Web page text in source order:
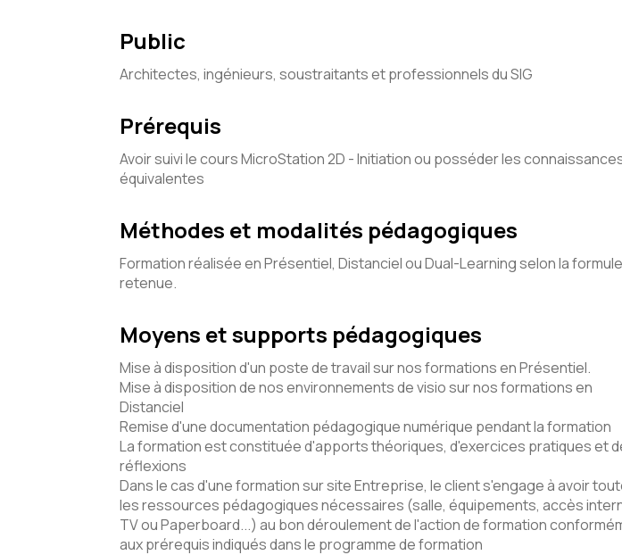
Public
Architectes, ingénieurs, soustraitants et professionnels du SIG
Prérequis
Avoir suivi le cours MicroStation 2D - Initiation ou posséder les
équivalentes
Méthodes et modalités pédagogiques
Formation réalisée en Présentiel, Distanciel ou Dual-Learning selon la formule
retenue.
Moyens et supports pédagogiques
Mise à disposition d'un poste de travail sur nos formations en Présentiel.
Mise à disposition de nos environnements de visio sur nos formations en
Distanciel
Remise d'une documentation pédagogique numérique pendant la formation
La formation est constituée d'apports théoriques, d'exercices pratiques et
réflexions
Dans le cas d'une formation sur site Entreprise, le client s'engage à avoir
les ressources pédagogiques nécessaires (salle, équipements, accès
TV ou Paperboard...) au bon déroulement de l'action de formation
aux prérequis indiqués dans le programme de formation